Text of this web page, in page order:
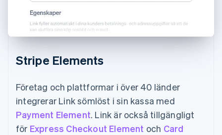
Stripe Elements
Företag och plattformar i över 40 länder
integrerar Link sömlöst i sin kassa med
Payment Element. Link är också tillgängligt
för Express Checkout Element och Card